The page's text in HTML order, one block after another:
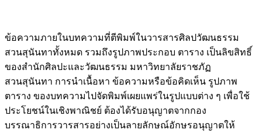
ข้อความภายในบทความที่ตีพิมพ์ในวารสารศิลปวัฒนธรรม
สวนสุนันทาทั้งหมด รวมถึงรูปภาพประกอบ ตาราง เป็นลิขสิทธิ์
ของสำนักศิลปะและวัฒนธรรม มหาวิทยาลัยราชภัฏ
สวนสุนันทา การนำเนื้อหา ข้อความหรือข้อคิดเห็น รูปภาพ
ตาราง ของบทความไปจัดพิมพ์เผยแพร่ในรูปแบบต่าง ๆ เพื่อใช้
ประโยชน์ในเชิงพาณิชย์ ต้องได้รับอนุญาตจากกอง
บรรณาธิการวารสารอย่างเป็นลายลักษณ์อักษรอนุญาตให้